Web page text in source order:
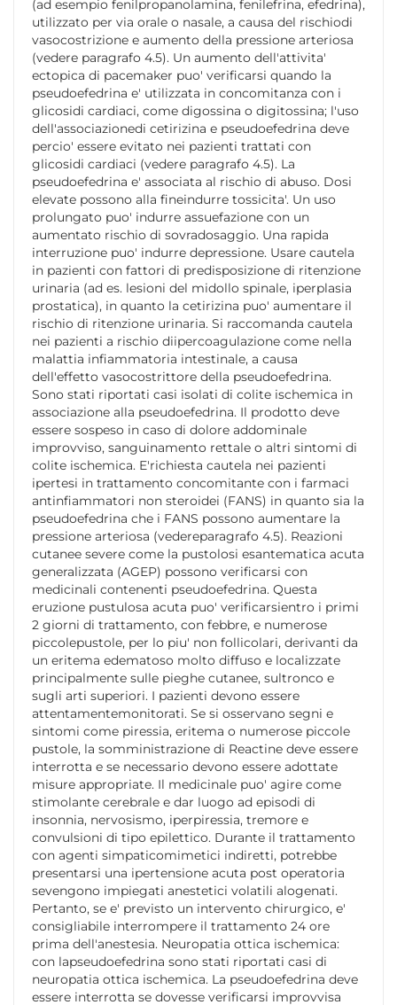
(ad esempio fenilpropanolamina, fenilefrina, efedrina),
utilizzato per via orale o nasale, a causa del rischiodi
vasocostrizione e aumento della pressione arteriosa
(vedere paragrafo 4.5). Un aumento dell'attivita'
ectopica di pacemaker puo' verificarsi quando la
pseudoefedrina e' utilizzata in concomitanza con i
glicosidi cardiaci, come digossina o digitossina; l'uso
dell'associazionedi cetirizina e pseudoefedrina deve
percio' essere evitato nei pazienti trattati con
glicosidi cardiaci (vedere paragrafo 4.5). La
pseudoefedrina e' associata al rischio di abuso. Dosi
elevate possono alla fineindurre tossicita'. Un uso
prolungato puo' indurre assuefazione con un
aumentato rischio di sovradosaggio. Una rapida
interruzione puo' indurre depressione. Usare cautela
in pazienti con fattori di predisposizione di ritenzione
urinaria (ad es. lesioni del midollo spinale, iperplasia
prostatica), in quanto la cetirizina puo' aumentare il
rischio di ritenzione urinaria. Si raccomanda cautela
nei pazienti a rischio diipercoagulazione come nella
malattia infiammatoria intestinale, a causa
dell'effetto vasocostrittore della pseudoefedrina.
Sono stati riportati casi isolati di colite ischemica in
associazione alla pseudoefedrina. Il prodotto deve
essere sospeso in caso di dolore addominale
improvviso, sanguinamento rettale o altri sintomi di
colite ischemica. E'richiesta cautela nei pazienti
ipertesi in trattamento concomitante con i farmaci
antinfiammatori non steroidei (FANS) in quanto sia la
pseudoefedrina che i FANS possono aumentare la
pressione arteriosa (vedereparagrafo 4.5). Reazioni
cutanee severe come la pustolosi esantematica acuta
generalizzata (AGEP) possono verificarsi con
medicinali contenenti pseudoefedrina. Questa
eruzione pustulosa acuta puo' verificarsientro i primi
2 giorni di trattamento, con febbre, e numerose
piccolepustole, per lo piu' non follicolari, derivanti da
un eritema edematoso molto diffuso e localizzate
principalmente sulle pieghe cutanee, sultronco e
sugli arti superiori. I pazienti devono essere
attentamentemonitorati. Se si osservano segni e
sintomi come piressia, eritema o numerose piccole
pustole, la somministrazione di Reactine deve essere
interrotta e se necessario devono essere adottate
misure appropriate. Il medicinale puo' agire come
stimolante cerebrale e dar luogo ad episodi di
insonnia, nervosismo, iperpiressia, tremore e
convulsioni di tipo epilettico. Durante il trattamento
con agenti simpaticomimetici indiretti, potrebbe
presentarsi una ipertensione acuta post operatoria
sevengono impiegati anestetici volatili alogenati.
Pertanto, se e' previsto un intervento chirurgico, e'
consigliabile interrompere il trattamento 24 ore
prima dell'anestesia. Neuropatia ottica ischemica:
con lapseudoefedrina sono stati riportati casi di
neuropatia ottica ischemica. La pseudoefedrina deve
essere interrotta se dovesse verificarsi improvvisa